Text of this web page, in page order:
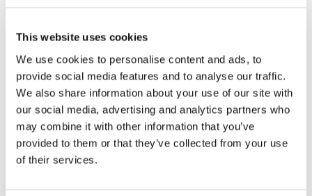
This website uses cookies
We use cookies to personalise content and ads, to
provide social media features and to analyse our traffic.
We also share information about your use of our site with
our social media, advertising and analytics partners who
may combine it with other information that you’ve
provided to them or that they’ve collected from your use
of their services.
Suprema Corte chiarisce in maniera definitiva
la piena autonomia del danno morale in
relazione ad ogni altra voce del c.d. danno
non patrimoniale, poiché non risulta possibile
ricondurlo a nessun’altra categoria, nemmeno
a quella del c.d. danno biologico, poiché tratta
di aspetti completamente differenti.